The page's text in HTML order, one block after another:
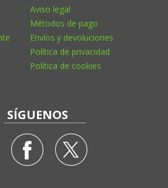
Aviso legal
Métodos de pago
Envíos y devoluciones
Política de privacidad
Política de cookies
SÍGUENOS